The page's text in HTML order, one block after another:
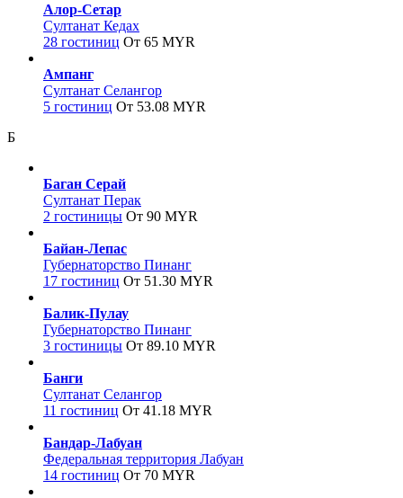
Алор-Сетар
Султанат Кедах
28 гостиниц От 65 MYR
Ампанг
Султанат Селангор
5 гостиниц От 53.08 MYR
Б
Баган Серай
Султанат Перак
2 гостиницы От 90 MYR
Байан-Лепас
Губернаторство Пинанг
17 гостиниц От 51.30 MYR
Балик-Пулау
Губернаторство Пинанг
3 гостиницы От 89.10 MYR
Банги
Султанат Селангор
11 гостиниц От 41.18 MYR
Бандар-Лабуан
Федеральная территория Лабуан
14 гостиниц От 70 MYR